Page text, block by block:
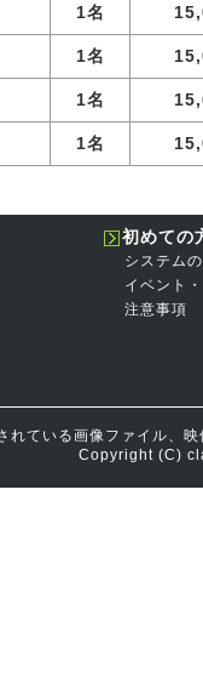
1名
1名
1名
1名
初めての
システム
イベント
注意事項
れている画像ファイル、
Copyright (C)